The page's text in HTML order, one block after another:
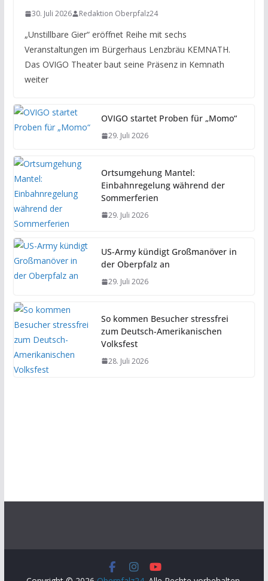
30. Juli 2026 Redaktion Oberpfalz24
„Unstillbare Gier“ eröffnet Reihe mit sechs
Veranstaltungen im Bürgerhaus Lenzbräu KEMNATH.
Das OVIGO Theater baut seine Präsenz in Kemnath
weiter
OVIGO startet Proben für „Momo“
29. Juli 2026
Ortsumgehung Mantel:
Einbahnregelung während der
Sommerferien
29. Juli 2026
US-Army kündigt Großmanöver in
der Oberpfalz an
29. Juli 2026
So kommen Besucher stressfrei
zum Deutsch-Amerikanischen
Volksfest
28. Juli 2026